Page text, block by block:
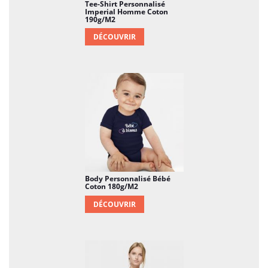
ce qui en fait une option respectueuse de
l'environnement. Ce choix souligne
l'engagement envers la durabilité et la
Toucher Doux :Le body est
soigneusement tissé pour offrir un
toucher doux et délicat, idéal pour la
peau sensible des bébés. Il assure un
confort optimal tout au long de la
journée, quelles que soient les activités.
Encolure Extensible :
extensible facilite l'habillage et le
excessif du tissu et offrant une plus
grande facilité pour les parents lors des
Tee-Shirt Personnalisé
Imperial Homme Coton
190g/m2
DÉCOUVRIR
Body Personnalisé Bébé
Coton 180g/m2
DÉCOUVRIR